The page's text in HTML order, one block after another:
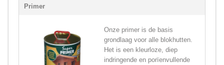
Primer
Onze primer is de basis
grondlaag voor alle blokhutten.
Het is een kleurloze, diep
indringende en porïenvullende